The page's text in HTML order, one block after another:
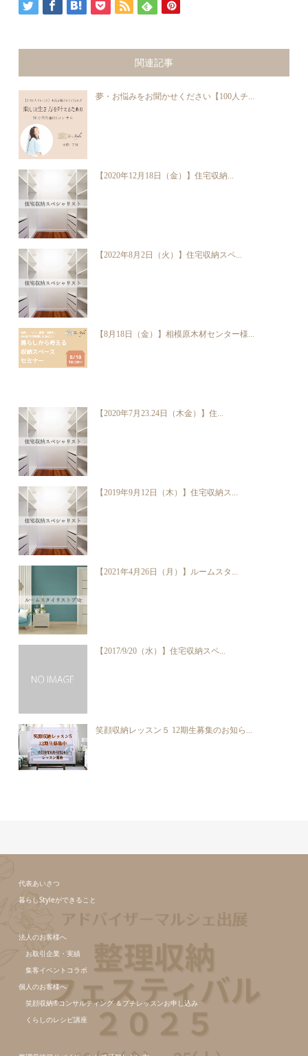
関連記事
夢・お悩みをお聞かせください【100人チ...
【2020年12月18日（金）】住宅収納...
【2022年8月2日（火）】住宅収納スペ...
【8月18日（金）】相模原木材センター様...
【2020年7月23.24日（木金）】住...
【2019年9月12日（木）】住宅収納ス...
【2021年4月26日（月）】ルームスタ...
【2017/9/20（水）】住宅収納スペ...
笑顔収納レッスン５ 12期生募集のお知ら...
代表あいさつ
暮らしStyleができること
法人のお客様へ
お取引企業・実績
集客イベントコラボ
個人のお客様へ
笑顔収納®コンサルティング ＆プチレッスンお申し込み
くらしのレシピ講座